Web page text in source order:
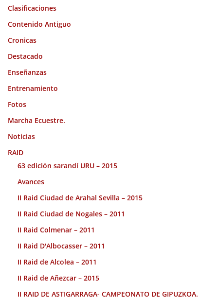
Clasificaciones
Contenido Antiguo
Cronicas
Destacado
Enseñanzas
Entrenamiento
Fotos
Marcha Ecuestre.
Noticias
RAID
63 edición sarandí URU – 2015
Avances
II Raid Ciudad de Arahal Sevilla – 2015
II Raid Ciudad de Nogales – 2011
II Raid Colmenar – 2011
II Raid D'Albocasser – 2011
II Raid de Alcolea – 2011
II Raid de Añezcar – 2015
II RAID DE ASTIGARRAGA- CAMPEONATO DE GIPUZKOA.